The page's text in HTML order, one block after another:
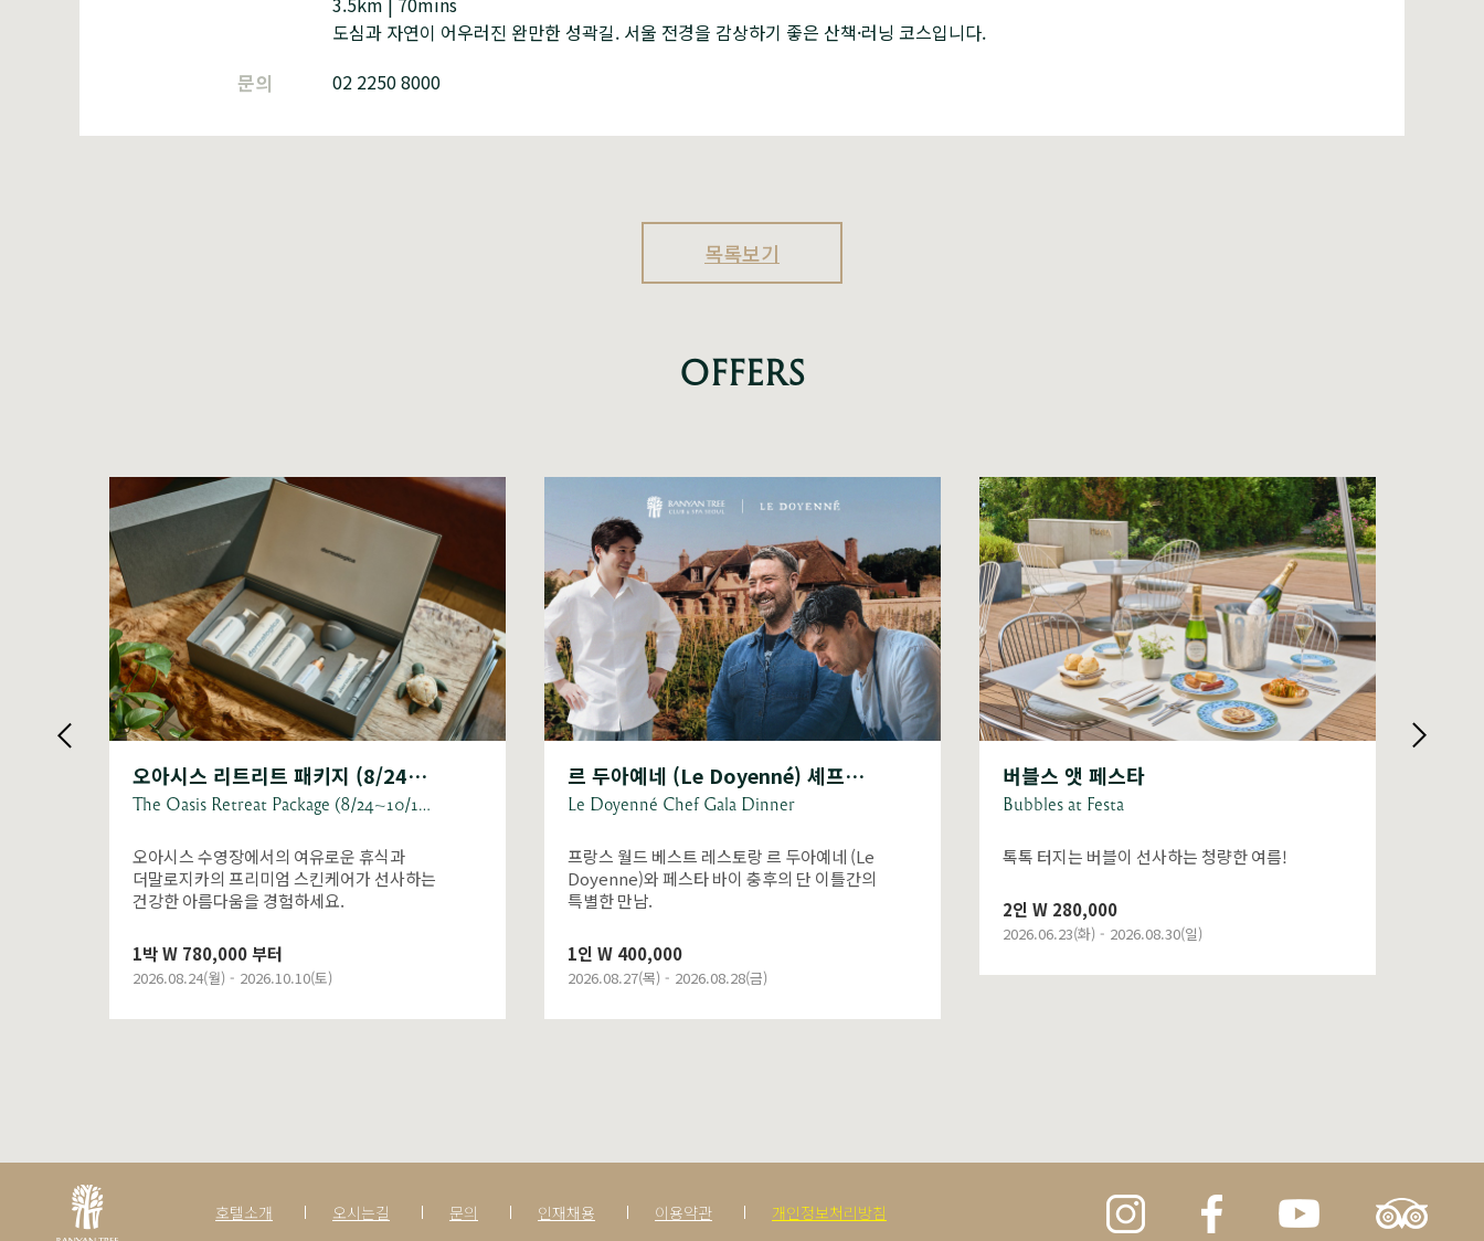
도심과 자연이 어우러진 완만한 성곽길. 서울 전경을 감상하기 좋은 산책·러닝 코스입니다.
문의 02 2250 8000
목록보기
OFFERS
Le Doyenné Chef Gala Dinner
프랑스 월드 베스트 레스토랑 르 두아예네 (Le
Doyenne)와 페스타 바이 충후의 단 이틀간의
특별한 만남.
1인 W 400,000
2026.08.27(목) - 2026.08.28(금)
버블스 앳 페스타
Bubbles at Festa
톡톡 터지는 버블이 선사하는 청량한 여름!
2인 W 280,000
그라넘 비어 프리 플로우
Granum Beer Free Flow
청량감 가득한 생맥주를 마음껏 즐기며 무더운
1인 W 15,000
호텔소개 오시는길 문의 인재채용 이용약관 개인정보처리방침